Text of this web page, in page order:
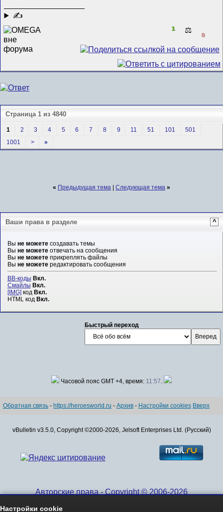
✍
1 ⚖️
0
Страница 1 из 4840
1 2 3 4 5 6 7 8 9 11 51 101
501
1001
> »
« Предыдущая тема | Следующая тема »
Ваши права в разделе ^
Вы не можетесоздавать темы
Вы не можетеотвечать на сообщения
Вы не можетеприкреплять файлы
Вы не можетередактировать сообщения
BB-коды Вкл.
Смайлы Вкл.
[IMG] код Вкл.
HTML код Вкл.
Быстрый переход
Часовой пояс GMT +4, время: 11:57
Обратная связь - https://heroesworld.ru - Архив - Настройки cookies Вверх
vBulletin v3.5.0, Copyright ©2000-2026, Jelsoft Enterprises Ltd. (Русский)
Авторские права - Copyright © 2006-2026
Настройки cookie